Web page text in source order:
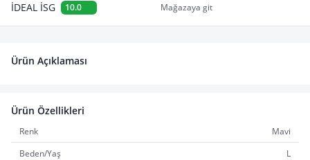
İDEAL İSG 10.0 Mağazaya git
Ürün Açıklaması
Ürün Özellikleri
Renk
Mavi
Beden/Yaş
L